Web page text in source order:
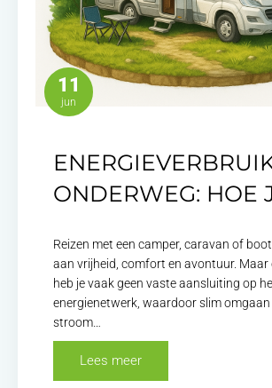
11
jun
ONDERWEG: HOE
Reizen met een camper, caravan of
aan vrijheid, comfort en avontuur. Maar
heb je vaak geen vaste aansluiting op
energienetwerk, waardoor slim omgaan
stroom…
Lees meer